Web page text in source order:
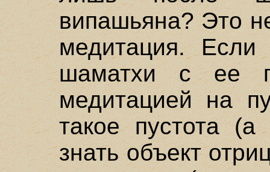
випашьяна? Это
медитация.
шаматхи с ее
медитацией на
такое пустота
знать объект